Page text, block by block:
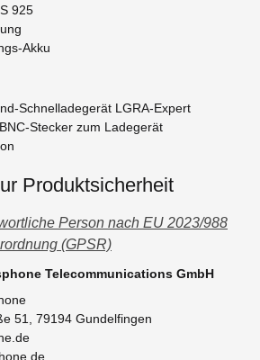
925
Akku
Schnelladegerät LGRA-Expert
Stecker zum Ladegerät
Produktsicherheit
Person nach EU 2023/988
(GPSR)
Telecommunications GmbH
51, 79194 Gundelfingen